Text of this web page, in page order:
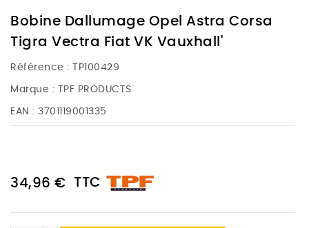
Bobine Dallumage Opel Astra Corsa
Tigra Vectra Fiat VK Vauxhall'
Référence : TP100429
Marque : TPF PRODUCTS
EAN : 3701119001335
34,96 € TTC